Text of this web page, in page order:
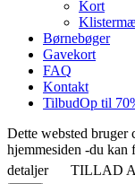
Kort
Børnebøger
Gavekort
FAQ
Kontakt
TilbudOp til
Dette websted bruger
hjemmesiden -du kan
detaljer
TILLAD